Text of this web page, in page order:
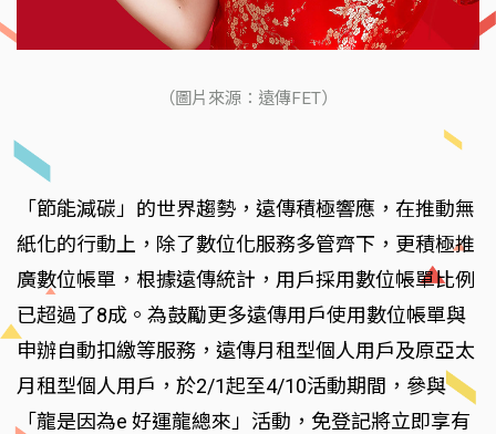
（圖片來源：遠傳FET）
「節能減碳」的世界趨勢，遠傳積極響應，在推動無
紙化的行動上，除了數位化服務多管齊下，更積極推
廣數位帳單，根據遠傳統計，用戶採用數位帳單比例
已超過了8成。為鼓勵更多遠傳用戶使用數位帳單與
申辦自動扣繳等服務，遠傳月租型個人用戶及原亞太
月租型個人用戶，於2/1起至4/10活動期間，參與
「龍是因為e 好運龍總來」活動，免登記將立即享有